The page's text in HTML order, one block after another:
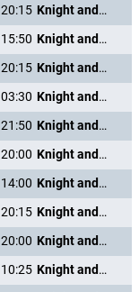
20:15
Knight and Day
15:50
Knight and Day
20:15
Knight and Day
03:30
Knight and Day
21:50
Knight and Day
20:00
Knight and Day
14:00
Knight and Day
20:15
Knight and Day
20:00
Knight and Day
10:25
Knight and Day